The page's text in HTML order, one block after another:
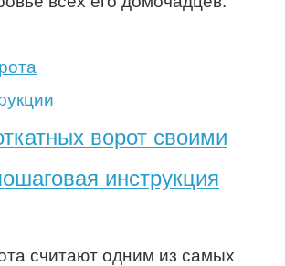
ворот своими
инструкция
считают одним из самых